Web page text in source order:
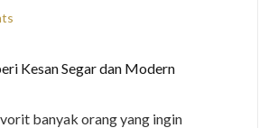
banyak orang yang ingin